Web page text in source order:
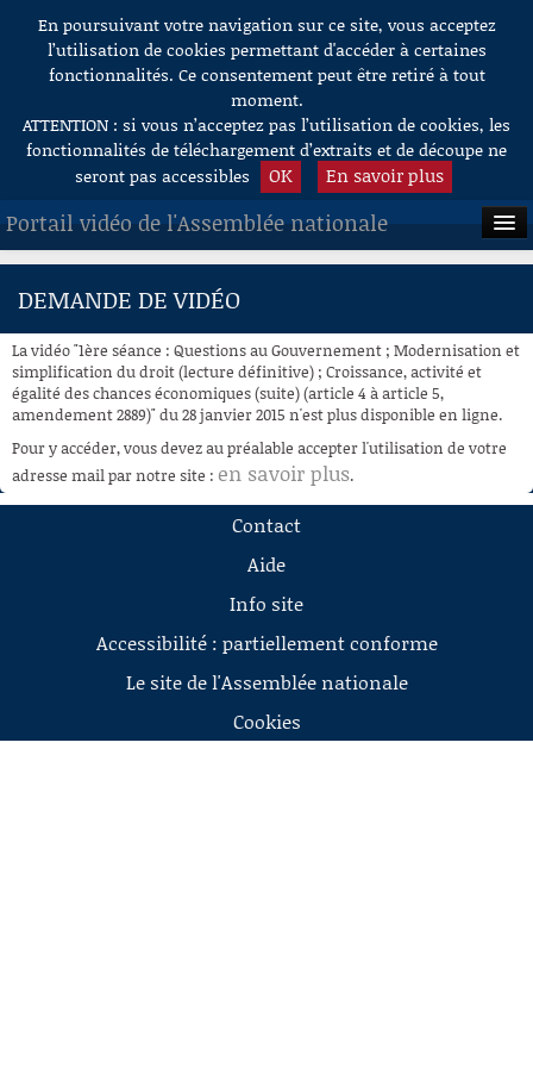
Aller au contenu
En poursuivant votre navigation sur ce site, vous acceptez
l’utilisation de cookies permettant d'accéder à certaines
fonctionnalités. Ce consentement peut être retiré à tout
moment.
ATTENTION : si vous n’acceptez pas l’utilisation de cookies, les
fonctionnalités de téléchargement d’extraits et de découpe ne
seront pas accessibles
OK En savoir plus
Portail vidéo de l'Assemblée nationale
ACCUEIL
À LA DEMANDE
RECHERCHE
AIDE À LA DÉCOUPE
DE VIDÉOS
DEMANDE DE VIDÉO
La vidéo "1ère séance : Questions au Gouvernement ; Modernisation et
simplification du droit (lecture définitive) ; Croissance, activité et
égalité des chances économiques (suite) (article 4 à article 5,
amendement 2889)" du 28 janvier 2015 n'est plus disponible en ligne.
Pour y accéder, vous devez au préalable accepter l'utilisation de votre
adresse mail par notre site : en savoir plus.
Contact
Aide
Info site
Accessibilité : partiellement conforme
Le site de l'Assemblée nationale
Cookies